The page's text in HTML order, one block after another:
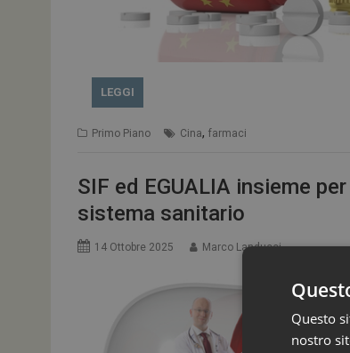
LEGGI
Primo Piano Cina, farmaci
SIF ed EGUALIA insieme
sistema sanitario
14 Ottobre 2025 Marco Landucci
Questo
nostro